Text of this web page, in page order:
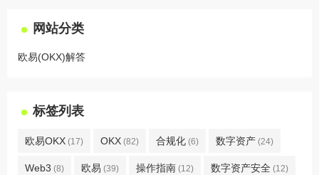
网站分类
欧易(OKX)解答
标签列表
欧易OKX (17) OKX (82) 合规化 (6) 数字资产 (24)
Web3 (8) 欧易 (39) 操作指南 (12) 数字资产安全 (12)